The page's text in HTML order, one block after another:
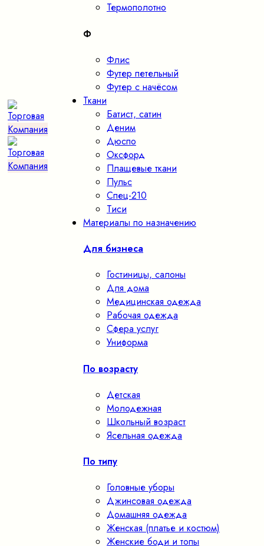
Термополотно
Ф
Флис
Футер петельный
Футер с начёсом
Ткани
Батист, сатин
Деним
Дюспо
Оксфорд
Плащевые ткани
Пульс
Спец-210
Тиси
Материалы по назначению
Для бизнеса
Гостиницы, салоны
Для дома
Медицинская одежда
Рабочая одежда
Сфера услуг
Униформа
По возрасту
Детская
Молодежная
Школьный возраст
Ясельная одежда
По типу
Головные уборы
Джинсовая одежда
Домашняя одежда
Женская (платье и костюм)
Женские боди и топы